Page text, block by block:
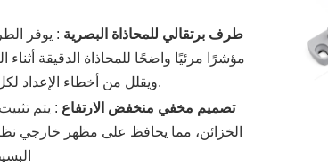
طرف برتقالي للمحاذاة البصرية : يوفر
مؤشرًا مرئيًا واضحًا للمحاذاة الدقيقة
ويقلل من أخطاء الإعداد لكل من المحترفين ومستخدمي الأعمال اليدوية.
تصميم مخفي منخفض الارتفاع : يتم
الخزائن، مما يحافظ على مظهر خارجي